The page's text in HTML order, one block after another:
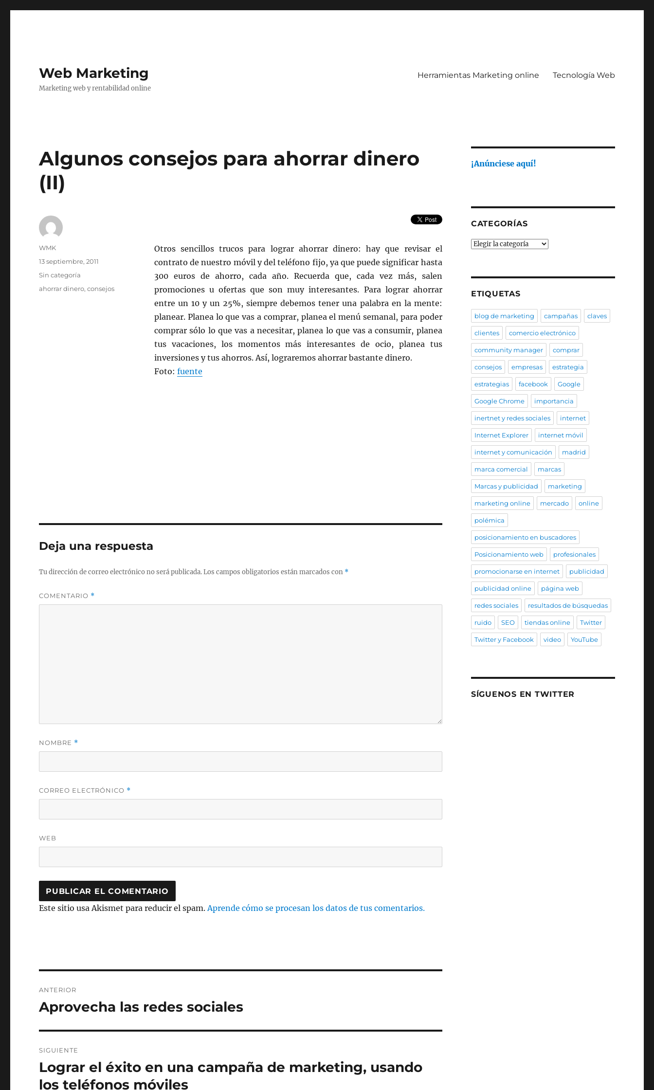
Web Marketing
Marketing web y rentabilidad online
Herramientas Marketing online Tecnología Web
Algunos consejos para ahorrar dinero
(II)
Otros sencillos trucos para lograr ahorrar dinero: hay que revisar el
contrato de nuestro móvil y del teléfono fijo, ya que puede significar hasta
300 euros de ahorro, cada año. Recuerda que, cada vez más, salen
promociones u ofertas que son muy interesantes. Para lograr ahorrar
entre un 10 y un 25%, siempre debemos tener una palabra en la mente:
planear. Planea lo que vas a comprar, planea el menú semanal, para poder
comprar sólo lo que vas a necesitar, planea lo que vas a consumir, planea
tus vacaciones, los momentos más interesantes de ocio, planea tus
inversiones y tus ahorros. Así, lograremos ahorrar bastante dinero.
Foto: fuente
Autor
WMK
Publicado
el
13 septiembre, 2011
Categorías
Sin categoría
Etiquetas
ahorrar dinero,consejos
Deja una respuesta
Tu dirección de correo electrónico no será publicada.Los campos obligatorios están marcados con *
COMENTARIO *
NOMBRE *
CORREO ELECTRÓNICO *
WEB
Este sitio usa Akismet para reducir el spam.Aprende cómo se procesan los datos de tus comentarios.
de
ANTERIOR
Entrada
Aprovecha las redes sociales
SIGUIENTE
Entrada
siguiente:
Lograr el éxito en una campaña de marketing, usando
los teléfonos móviles
¡Anúnciese aquí!
CATEGORÍAS
Categorías
ETIQUETAS
blog de marketing campañas claves
clientes comercio electrónico
community manager comprar
consejos empresas estrategia
estrategias facebook Google
Google Chrome importancia
inertnet y redes sociales internet
Internet Explorer internet móvil
internet y comunicación madrid
marca comercial marcas
Marcas y publicidad marketing
marketing online mercado online
polémica
posicionamiento en buscadores
Posicionamiento web profesionales
promocionarse en internet publicidad
publicidad online página web
redes sociales resultados de búsquedas
ruido SEO tiendas online Twitter
Twitter y Facebook video YouTube
SÍGUENOS EN TWITTER